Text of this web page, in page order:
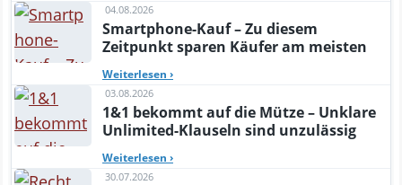
04.08.2026
Smartphone-Kauf – Zu diesem
Zeitpunkt sparen Käufer am meisten
Weiterlesen ›
03.08.2026
1&1 bekommt auf die Mütze – Unklare
Unlimited-Klauseln sind unzulässig
Weiterlesen ›
30.07.2026